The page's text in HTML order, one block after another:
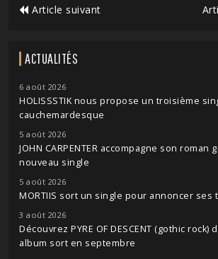
Article suivant
ACTUALITÉS
6 août 2026
HOLISSSTIK nous propose un troisième
cauchemardesque
5 août 2026
JOHN CARPENTER accompagne son roman
nouveau single
5 août 2026
MORTIIS sort un single pour annoncer ses
3 août 2026
Découvrez PYRE OF DESCENT (gothic
album sort en septembre